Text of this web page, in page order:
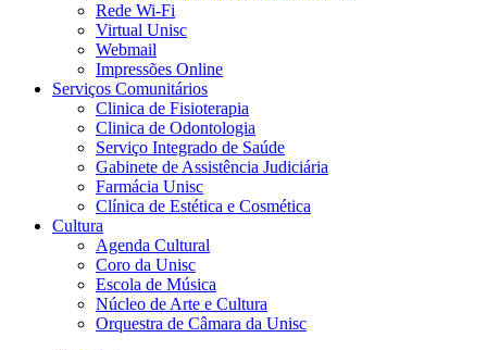
Rede Wi-Fi
Virtual Unisc
Webmail
Impressões Online
Serviços Comunitários
Clinica de Fisioterapia
Clinica de Odontologia
Serviço Integrado de Saúde
Gabinete de Assistência Judiciária
Farmácia Unisc
Clínica de Estética e Cosmética
Cultura
Agenda Cultural
Coro da Unisc
Escola de Música
Núcleo de Arte e Cultura
Orquestra de Câmara da Unisc